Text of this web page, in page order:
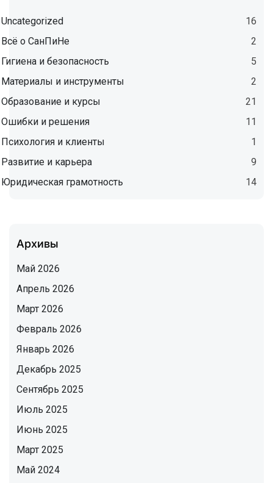
Uncategorized
16
Всё о СанПиНе
2
Гигиена и безопасность
5
Материалы и инструменты
2
Образование и курсы
21
Ошибки и решения
11
Психология и клиенты
1
Развитие и карьера
9
Юридическая грамотность
14
Архивы
Май 2026
Апрель 2026
Март 2026
Февраль 2026
Январь 2026
Декабрь 2025
Сентябрь 2025
Июль 2025
Июнь 2025
Март 2025
Май 2024